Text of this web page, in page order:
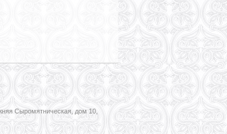
Сыромятническая, дом 10,